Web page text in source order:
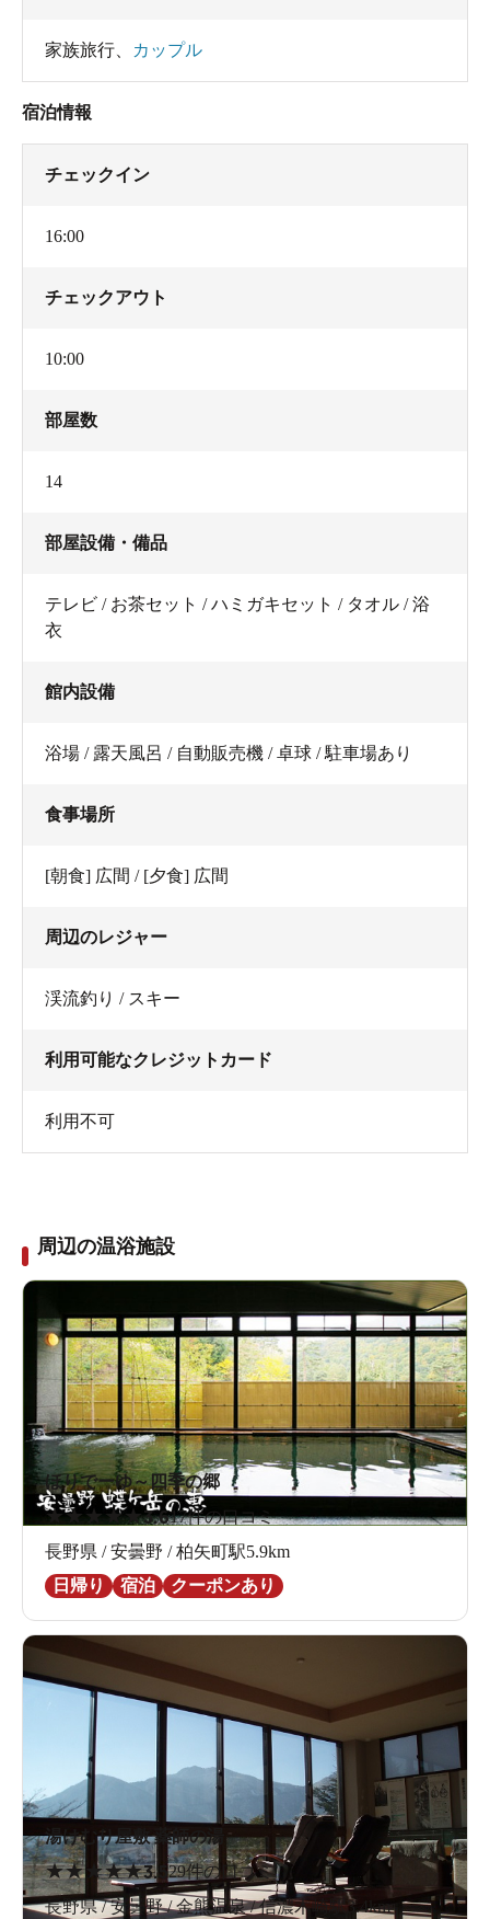
家族旅行 カップル
宿泊情報
チェックイン
16:00
チェックアウト
10:00
部屋数
14
部屋設備・備品
テレビ / お茶セット / ハミガキセット / タオル / 浴
衣
館内設備
浴場 / 露天風呂 / 自動販売機 / 卓球 / 駐車場あり
食事場所
[朝食] 広間 / [夕食] 広間
周辺のレジャー
渓流釣り / スキー
利用可能なクレジットカード
利用不可
周辺の温浴施設
ほりでーゆ～四季の郷
★★ ★ ★★3.617件の口コミ
長野県 / 安曇野 / 柏矢町駅5.9km
日帰り
宿泊 クーポンあり
湯けむり屋敷 薬師の湯
★★★★★3.529件の口コミ
長野県 / 安曇野 / 金熊温泉 / 信濃木崎駅3.4km